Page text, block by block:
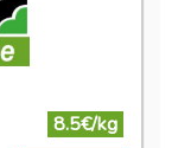
8.5€/kg